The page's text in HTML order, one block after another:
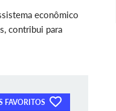
econômico
contribui para
FAVORITOS